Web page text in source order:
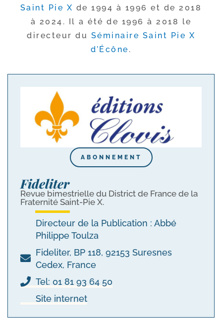
Saint Pie X de 1994 à 1996 et de 2018
à 2024. Il a été de 1996 à 2018 le
direc­teur du Séminaire Saint Pie X
d’Écône .
ABONNEMENT
Fideliter
Revue bimestrielle du District de France de la
Fraternité Saint-Pie X.
Directeur de la Publication : Abbé
Philippe Toulza
Fideliter, BP 118, 92153 Suresnes
Cedex, France
Tel: 01 81 93 64 50
Site internet